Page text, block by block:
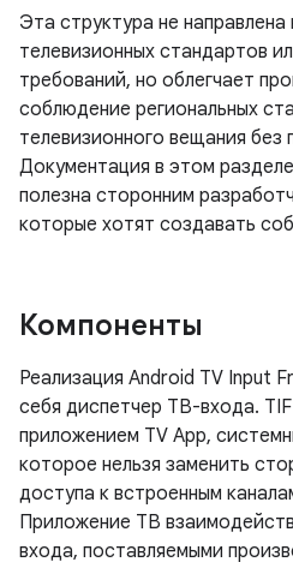
Эта структура не направлена
телевизионных стандартов
требований, но облегчает
соблюдение региональных
телевизионного вещания без
Документация в этом
полезна сторонним
которые хотят создавать
Компоненты
Реализация Android TV Input
себя диспетчер ТВ-входа.
приложением TV App,
которое нельзя заменить
доступа к встроенным
Приложение ТВ
входа, поставляемыми